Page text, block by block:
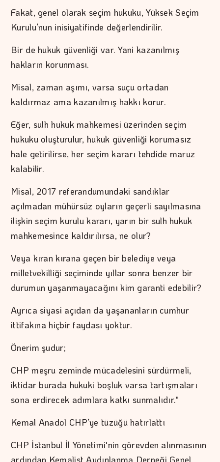
Fakat, genel olarak seçim hukuku, Yüksek Seçim
Kurulu’nun inisiyatifinde değerlendirilir.
Bir de hukuk güvenliği var. Yani kazanılmış
hakların korunması.
Misal, zaman aşımı, varsa suçu ortadan
kaldırmaz ama kazanılmış hakkı korur.
Eğer, sulh hukuk mahkemesi üzerinden seçim
hukuku oluşturulur, hukuk güvenliği korumasız
hale getirilirse, her seçim kararı tehdide maruz
kalabilir.
Misal, 2017 referandumundaki sandıklar
açılmadan mühürsüz oyların geçerli sayılmasına
ilişkin seçim kurulu kararı, yarın bir sulh hukuk
mahkemesince kaldırılırsa, ne olur?
Veya kıran kırana geçen bir belediye veya
milletvekilliği seçiminde yıllar sonra benzer bir
durumun yaşanmayacağını kim garanti edebilir?
Ayrıca siyasi açıdan da yaşananların cumhur
ittifakına hiçbir faydası yoktur.
Önerim şudur;
CHP meşru zeminde mücadelesini sürdürmeli,
iktidar burada hukuki boşluk varsa tartışmaları
sona erdirecek adımlara katkı sunmalıdır."
Kemal Anadol CHP’ye tüzüğü hatırlattı
CHP İstanbul İl Yönetimi'nin görevden alınmasının